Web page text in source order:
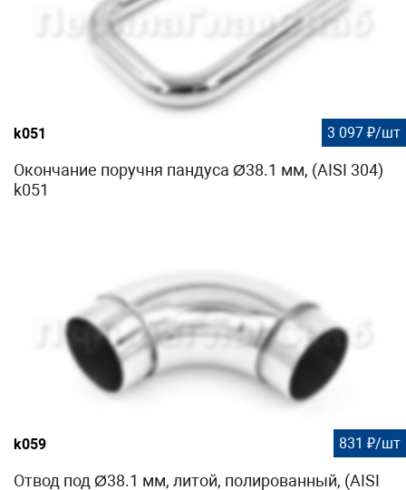
k051 3 097 ₽/шт
Окончание поручня пандуса Ø38.1 мм, (AISI 304)
k051
k059 831 ₽/шт
Отвод под Ø38.1 мм, литой, полированный, (AISI